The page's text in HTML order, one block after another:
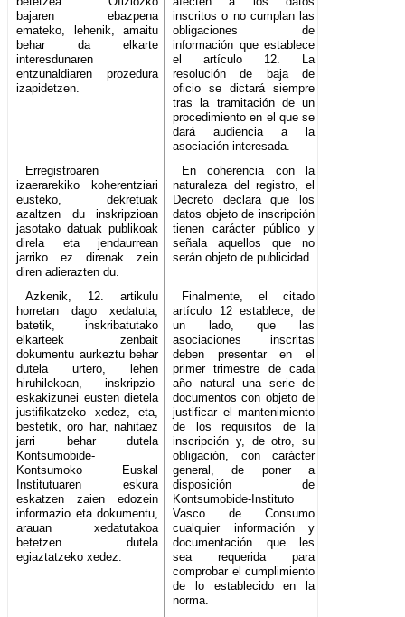
bajaren ebazpena
emateko, lehenik, amaitu
behar da elkarte
interesdunaren
entzunaldiaren prozedura
izapidetzen.
inscritos o no cumplan las
obligaciones de
información que establece
el artículo 12. La
resolución de baja de
oficio se dictará siempre
tras la tramitación de un
procedimiento en el que se
dará audiencia a la
asociación interesada.
Erregistroaren
izaerarekiko koherentziari
eusteko, dekretuak
azaltzen du inskripzioan
jasotako datuak publikoak
direla eta jendaurrean
jarriko ez direnak zein
diren adierazten du.
En coherencia con la
naturaleza del registro, el
Decreto declara que los
datos objeto de inscripción
tienen carácter público y
señala aquellos que no
serán objeto de publicidad.
Azkenik, 12. artikulu
horretan dago xedatuta,
batetik, inskribatutako
elkarteek zenbait
dokumentu aurkeztu behar
dutela urtero, lehen
hiruhilekoan, inskripzio-
eskakizunei eusten dietela
justifikatzeko xedez, eta,
bestetik, oro har, nahitaez
jarri behar dutela
Kontsumobide-
Kontsumoko Euskal
Institutuaren eskura
eskatzen zaien edozein
informazio eta dokumentu,
arauan xedatutakoa
betetzen dutela
egiaztatzeko xedez.
Finalmente, el citado
artículo 12 establece, de
un lado, que las
asociaciones inscritas
deben presentar en el
primer trimestre de cada
año natural una serie de
documentos con objeto de
justificar el mantenimiento
de los requisitos de la
inscripción y, de otro, su
obligación, con carácter
general, de poner a
disposición de
Kontsumobide-Instituto
Vasco de Consumo
cualquier información y
documentación que les
sea requerida para
comprobar el cumplimiento
de lo establecido en la
norma.